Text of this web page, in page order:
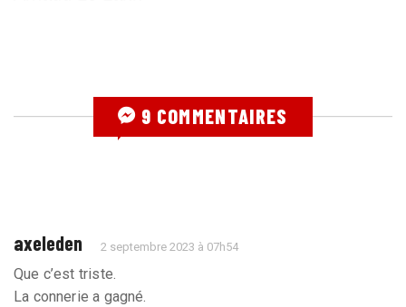
9 COMMENTAIRES
axeleden 2 septembre 2023 à 07h54
Que c’est triste.
La connerie a gagné.